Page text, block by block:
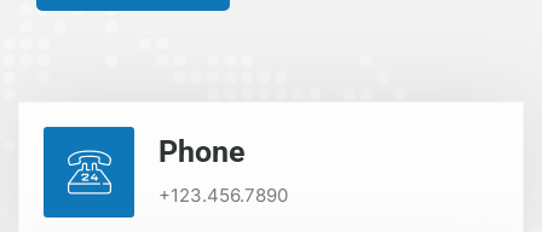
Phone
+123.456.7890